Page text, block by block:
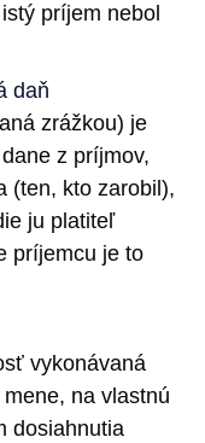
príjem nebol
daň
zrážkou) je
z príjmov,
(ten, kto zarobil),
ju platiteľ
príjemcu je to
vykonávaná
na vlastnú
dosiahnutia